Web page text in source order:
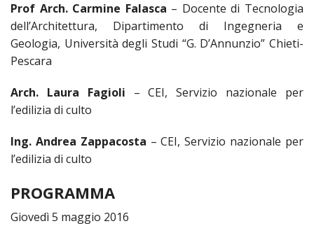
E
Prof Arch. Carmine Falasca – Docente di Tecnologia
dell’Architettura, Dipartimento di Ingegneria e
Geologia, Università degli Studi “G. D’Annunzio” Chieti-
Pescara
Arch. Laura Fagioli – CEI, Servizio nazionale per
l’edilizia di culto
Ing. Andrea Zappacosta – CEI, Servizio nazionale per
l’edilizia di culto
PROGRAMMA
Giovedì 5 maggio 2016